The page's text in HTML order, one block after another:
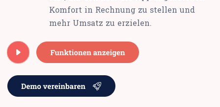
Komfort in Rechnung zu stellen und
mehr Umsatz zu erzielen.